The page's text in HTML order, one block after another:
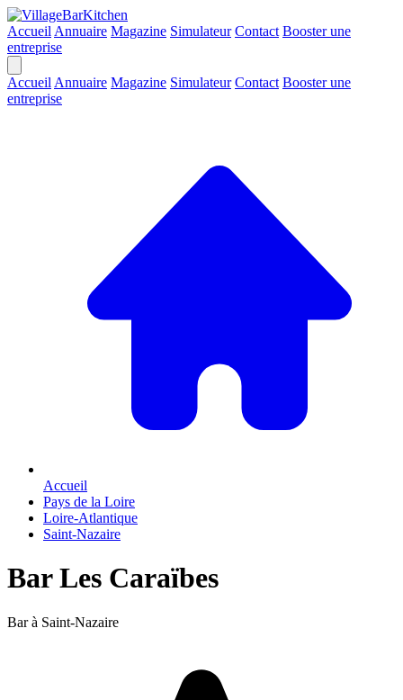
Accueil Annuaire Magazine Simulateur Contact Booster une
entreprise
Accueil Annuaire Magazine Simulateur Contact Booster une
entreprise
Accueil
Pays de la Loire
Loire-Atlantique
Saint-Nazaire
Bar Les Caraïbes
Bar à Saint-Nazaire